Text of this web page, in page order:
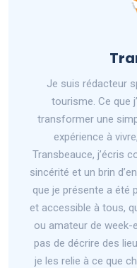
Je suis rédacteur
tourisme. Ce que
transformer une
expérience à
Transbeauce, j’écris
sincérité et un brin
que je présente a été
et accessible à tous,
ou amateur de week-
pas de décrire des
je les relie à ce que